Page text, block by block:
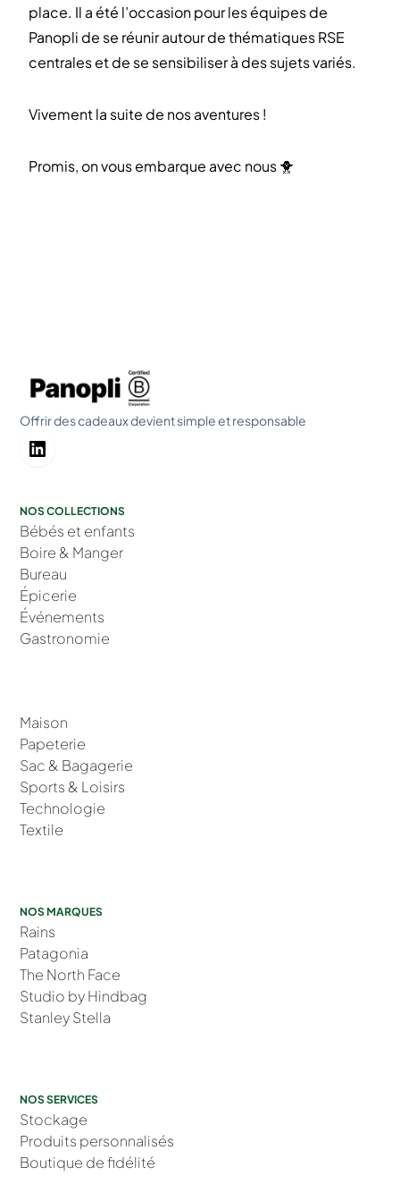
place. Il a été l’occasion pour les équipes de
Panopli de se réunir autour de thématiques RSE
centrales et de se sensibiliser à des sujets variés.
Vivement la suite de nos aventures !
Promis, on vous embarque avec nous 🐥
Offrir des cadeaux devient simple et responsable
NOS COLLECTIONS
Bébés et enfants
Boire & Manger
Bureau
Épicerie
Événements
Gastronomie
Maison
Papeterie
Sac & Bagagerie
Sports & Loisirs
Technologie
Textile
NOS MARQUES
Rains
Patagonia
The North Face
Studio by Hindbag
Stanley Stella
NOS SERVICES
Stockage
Produits personnalisés
Boutique de fidélité